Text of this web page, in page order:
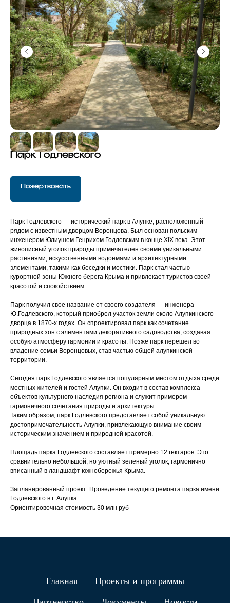
Парк Годлевского
Пожертвовать
Парк Годлевского — исторический парк в Алупке, расположенный
рядом с известным дворцом Воронцова. Был основан польским
инженером Юлиушем Генрихом Годлевским в конце XIX века. Этот
живописный уголок природы примечателен своими уникальными
растениями, искусственными водоемами и архитектурными
элементами, такими как беседки и мостики. Парк стал частью
курортной зоны Южного берега Крыма и привлекает туристов своей
красотой и спокойствием.
Парк получил свое название от своего создателя — инженера
Ю.Годлевского, который приобрел участок земли около Алупкинского
дворца в 1870-х годах. Он спроектировал парк как сочетание
природных зон с элементами декоративного садоводства, создавая
особую атмосферу гармонии и красоты. Позже парк перешел во
владение семьи Воронцовых, став частью общей алупкинской
территории.
Сегодня парк Годлевского является популярным местом отдыха среди
местных жителей и гостей Алупки. Он входит в состав комплекса
объектов культурного наследия региона и служит примером
гармоничного сочетания природы и архитектуры.
Таким образом, парк Годлевского представляет собой уникальную
достопримечательность Алупки, привлекающую внимание своим
историческим значением и природной красотой.
Площадь парка Годлевского составляет примерно 12 гектаров. Это
сравнительно небольшой, но уютный зеленый уголок, гармонично
вписанный в ландшафт южнобережья Крыма.
Запланированный проект: Проведение текущего ремонта парка имени
Годлевского в г. Алупка
Ориентировочная стоимость 30 млн руб
Главная Проекты и программы